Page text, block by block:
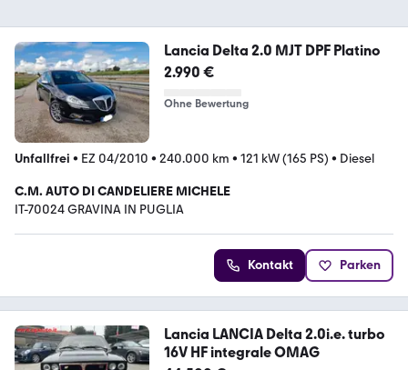
Lancia Delta 2.0 MJT DPF Platino
2.990 €
Ohne Bewertung
Unfallfrei • EZ 04/2010 • 240.000 km • 121 kW (165 PS) • Diesel
C.M. AUTO DI CANDELIERE MICHELE
IT-70024 GRAVINA IN PUGLIA
Kontakt Parken
Lancia LANCIA Delta 2.0i.e. turbo
16V HF integrale OMAG